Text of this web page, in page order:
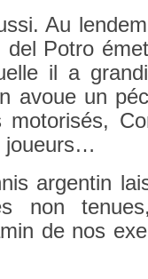
Au
del Potro
il a
avoue un
joueurs…
ar­gentin
non
de nos